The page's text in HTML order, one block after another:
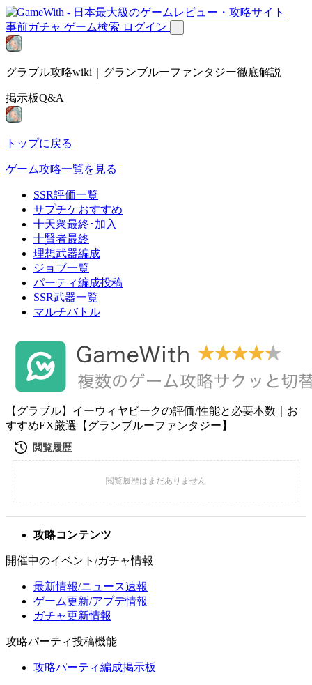
事前ガチャ ゲーム検索 ログイン
グラブル攻略wiki｜グランブルーファンタジー徹底解説
掲示板Q&A
トップに戻る
ゲーム攻略一覧を見る
SSR評価一覧
サプチケおすすめ
十天衆最終･加入
十賢者最終
理想武器編成
ジョブ一覧
パーティ編成投稿
SSR武器一覧
マルチバトル
【グラブル】イーウィヤビークの評価/性能と必要本数｜お
すすめEX厳選【グランブルーファンタジー】
攻略コンテンツ
開催中のイベント/ガチャ情報
最新情報/ニュース速報
ゲーム更新/アプデ情報
ガチャ更新情報
攻略パーティ投稿機能
攻略パーティ編成掲示板